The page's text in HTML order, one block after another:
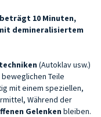
10 Minuten,
demineralisiertem
(Autoklav usw.)
Teile
mit einem speziellen,
Während der
Gelenken bleiben.